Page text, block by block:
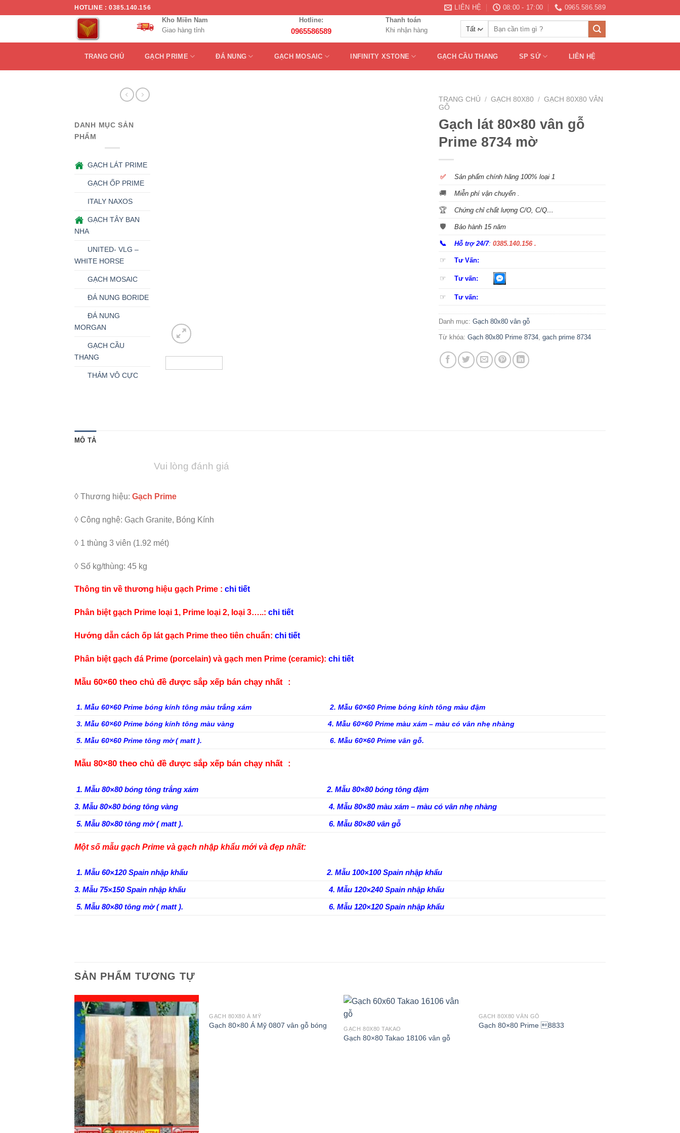
dung
HOTLINE : 0385.140.156 LIÊN HỆ 08:00 - 17:00
0965.586.589
Kho Miền Nam
Giao hàng tỉnh
Hotline:
0965586589
Thanh toán
Khi nhận hàng
kiếm:
TRANG CHỦ GẠCH PRIME ĐÁ NUNG GẠCH MOSAIC INFINITY XSTONE GẠCH CẦU THANG SP SỨ LIÊN HỆ
DANH MỤC SẢN
PHẨM
GẠCH LÁT PRIME
GẠCH ỐP PRIME
ITALY NAXOS
GẠCH TÂY BAN
NHA
UNITED- VLG –
WHITE HORSE
GẠCH MOSAIC
ĐÁ NUNG BORIDE
ĐÁ NUNG
MORGAN
GẠCH CẦU
THANG
THẢM VÔ CỰC
TRANG CHỦ / GẠCH 80X80 / GẠCH 80X80 VÂN
GỖ
Gạch lát 80×80 vân gỗ
Prime 8734 mờ
✅ Sản phẩm chính hãng 100% loại 1
🚚 Miễn phí vận chuyển .
🏆 Chứng chỉ chất lượng C/O, C/Q…
🛡️ Bảo hành 15 năm
📞 Hỗ trợ 24/7:0385.140.156 .
☞ Tư Vấn:
☞ Tư vấn:
☞ Tư vấn:
Danh mục: Gạch 80x80 vân gỗ
Từ khóa: Gạch 80x80 Prime 8734 gach prime 8734
MÔ TẢ
Vui lòng đánh giá
◊ Thương hiệu: Gạch Prime
◊ Công nghệ: Gạch Granite, Bóng Kính
◊ 1 thùng 3 viên (1.92 mét)
◊ Số kg/thùng: 45 kg
Thông tin về thương hiệu gạch Prime : chi tiết
Phân biệt gạch Prime loại 1, Prime loại 2, loại 3…..: chi tiết
Hướng dẫn cách ốp lát gạch Prime theo tiên chuẩn: chi tiết
Phân biệt gạch đá Prime (porcelain) và gạch men Prime (ceramic): chi tiết
Mẫu 60×60 theo chủ đề được sắp xếp bán chạy nhất :
1. Mẫu 60×60 Prime bóng kính tông màu trắng xám 2. Mẫu 60×60 Prime bóng kính tông màu đậm
3. Mẫu 60×60 Prime bóng kính tông màu vàng 4. Mẫu 60×60 Prime màu xám – màu có vân nhẹ nhàng
5. Mẫu 60×60 Prime tông mờ ( matt ). 6. Mẫu 60×60 Prime vân gỗ.
Mẫu 80×80 theo chủ đề được sắp xếp bán chạy nhất :
1. Mẫu 80×80 bóng tông trắng xám
2. Mẫu 80×80 bóng tông đậm
3. Mẫu 80×80 bóng tông vàng
4. Mẫu 80×80 màu xám – màu có vân nhẹ nhàng
5. Mẫu 80×80 tông mờ ( matt ).
6. Mẫu 80×80 vân gỗ
Một số mẫu gạch Prime và gạch nhập khẩu mới và đẹp nhất:
1. Mẫu 60×120 Spain nhập khẩu
2. Mẫu 100×100 Spain nhập khẩu
3. Mẫu 75×150 Spain nhập khẩu
4. Mẫu 120×240 Spain nhập khẩu
5. Mẫu 80×80 tông mờ ( matt ).
6. Mẫu 120×120 Spain nhập khẩu
SẢN PHẨM TƯƠNG TỰ
GẠCH 80X80 Á MỸ
Gạch 80×80 Á Mỹ 0807 vân gỗ bóng GẠCH 80X80 TAKAO
Gạch 80×80 Takao 18106 vân gỗ
GẠCH 80X80 VÂN GỖ
Gạch 80×80 Prime 8833